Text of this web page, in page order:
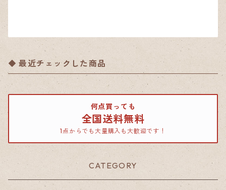
最近チェックした商品
何点買っても
全国送料無料
1点からでも大量購入も大歓迎です！
CATEGORY